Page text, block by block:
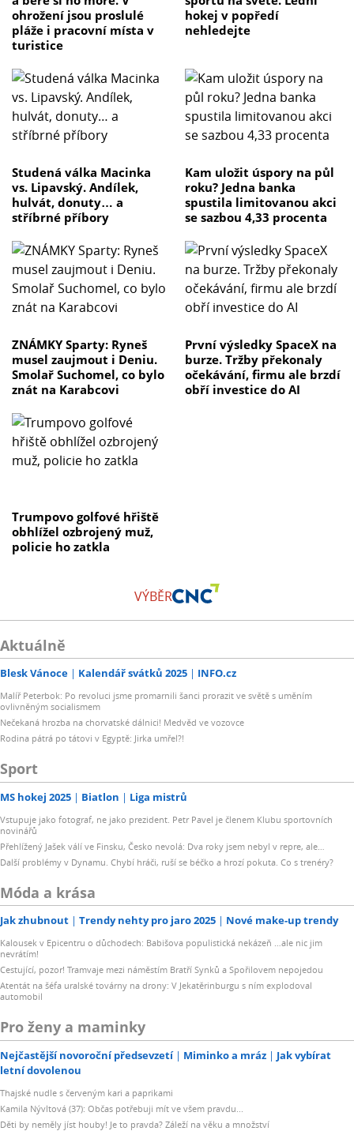
ohrožení jsou proslulé
pláže i pracovní místa v
turistice
hokej v popředí
nehledejte
Studená válka Macinka
vs. Lipavský. Andílek,
hulvát, donuty… a
stříbrné příbory
Kam uložit úspory na půl
roku? Jedna banka
spustila limitovanou akci
se sazbou 4,33 procenta
ZNÁMKY Sparty: Ryneš
musel zaujmout i Deniu.
Smolař Suchomel, co bylo
znát na Karabcovi
První výsledky SpaceX na
burze. Tržby překonaly
očekávání, firmu ale brzdí
obří investice do AI
Trumpovo golfové hřiště
obhlížel ozbrojený muž,
policie ho zatkla
VÝBĚR
Aktuálně
Blesk Vánoce Kalendář svátků 2025 INFO.cz
Malíř Peterbok: Po revoluci jsme promarnili šanci prorazit ve světě s uměním
ovlivněným socialismem
Nečekaná hrozba na chorvatské dálnici! Medvěd ve vozovce
Rodina pátrá po tátovi v Egyptě: Jirka umřel?!
Sport
MS hokej 2025 Biatlon Liga mistrů
Vstupuje jako fotograf, ne jako prezident. Petr Pavel je členem Klubu sportovních
novinářů
Přehlížený Jašek válí ve Finsku, Česko nevolá: Dva roky jsem nebyl v repre, ale…
Další problémy v Dynamu. Chybí hráči, ruší se béčko a hrozí pokuta. Co s trenéry?
Móda a krása
Jak zhubnout Trendy nehty pro jaro 2025 Nové make-up trendy
Kalousek v Epicentru o důchodech: Babišova populistická nekázeň …ale nic jim
nevrátím!
Cestující, pozor! Tramvaje mezi náměstím Bratří Synků a Spořilovem nepojedou
Atentát na šéfa uralské továrny na drony: V Jekatěrinburgu s ním explodoval
automobil
Pro ženy a maminky
Nejčastější novoroční předsevzetí Miminko a mráz
Jak vybírat
letní dovolenou
Thajské nudle s červeným kari a paprikami
Kamila Nývltová (37): Občas potřebuji mít ve všem pravdu...
Děti by neměly jíst houby! Je to pravda? Záleží na věku a množství